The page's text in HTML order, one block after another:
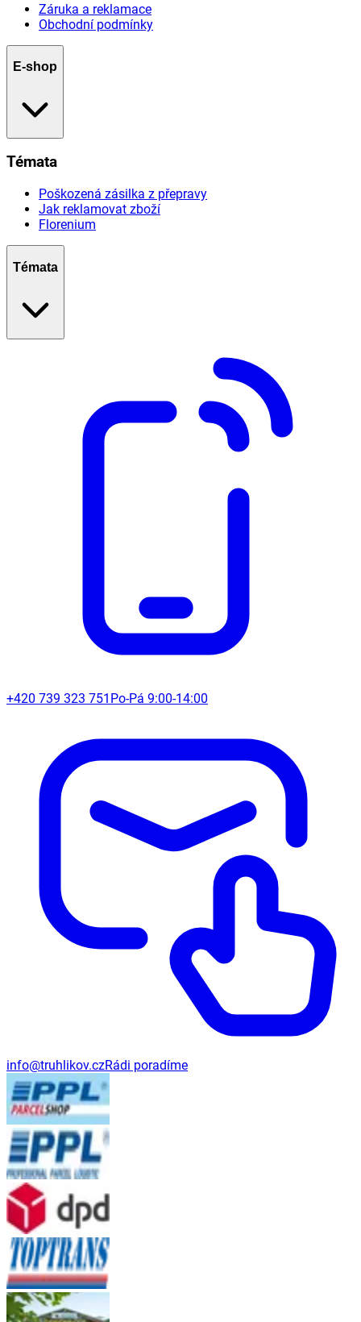
Záruka a reklamace
Obchodní podmínky
E-shop
Témata
Poškozená zásilka z přepravy
Jak reklamovat zboží
Florenium
Témata
+420 739 323 751 Po-Pá 9:00-14:00
info@truhlikov.czRádi poradíme